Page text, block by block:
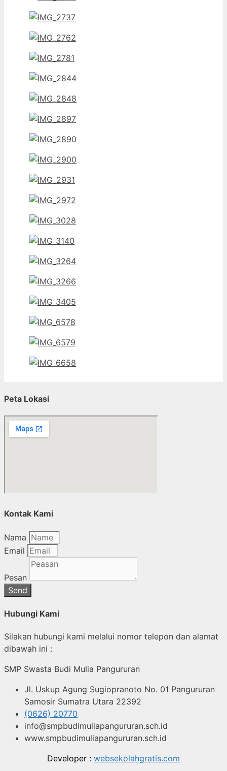
Peta Lokasi
Kontak Kami
Nama
Email
Pesan
Send
Hubungi Kami
Silakan hubungi kami melalui nomor telepon dan alamat
dibawah ini :
SMP Swasta Budi Mulia Pangururan
Jl. Uskup Agung Sugiopranoto No. 01 Pangururan
Samosir Sumatra Utara 22392
(0626) 20770
info@smpbudimuliapangururan.sch.id
www.smpbudimuliapangururan.sch.id
Developer : websekolahgratis.com